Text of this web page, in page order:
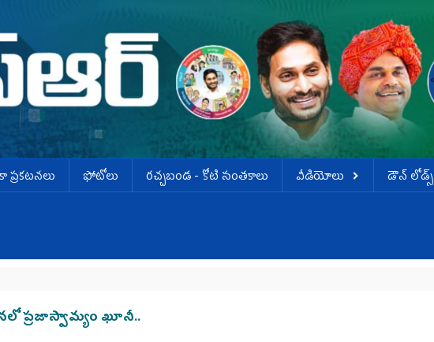
ప్రకటనలు ఫోటోలు ర‌చ్చ‌బండ‌ - కోటి సంత‌కాలు వీడియోలు డౌన్ లోడ్స్
ప్రజాస్వామ్యం ఖూనీ..